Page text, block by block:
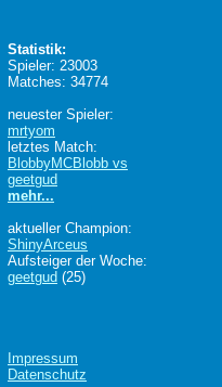
Statistik:
Spieler: 23003
Matches: 34774
neuester Spieler:
mrtyom
letztes Match:
BlobbyMCBlobb vs
geetgud
mehr...
aktueller Champion:
ShinyArceus
Aufsteiger der Woche:
geetgud (25)
Impressum
Datenschutz